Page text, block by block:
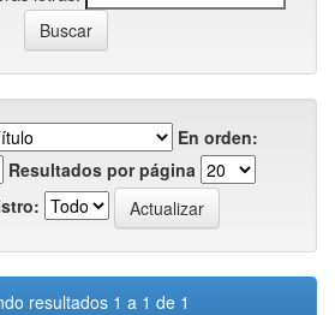
En orden:
Resultados por página
resultados 1 a 1 de 1